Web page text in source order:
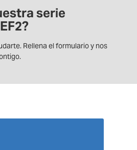
serie
Rellena el formulario y nos